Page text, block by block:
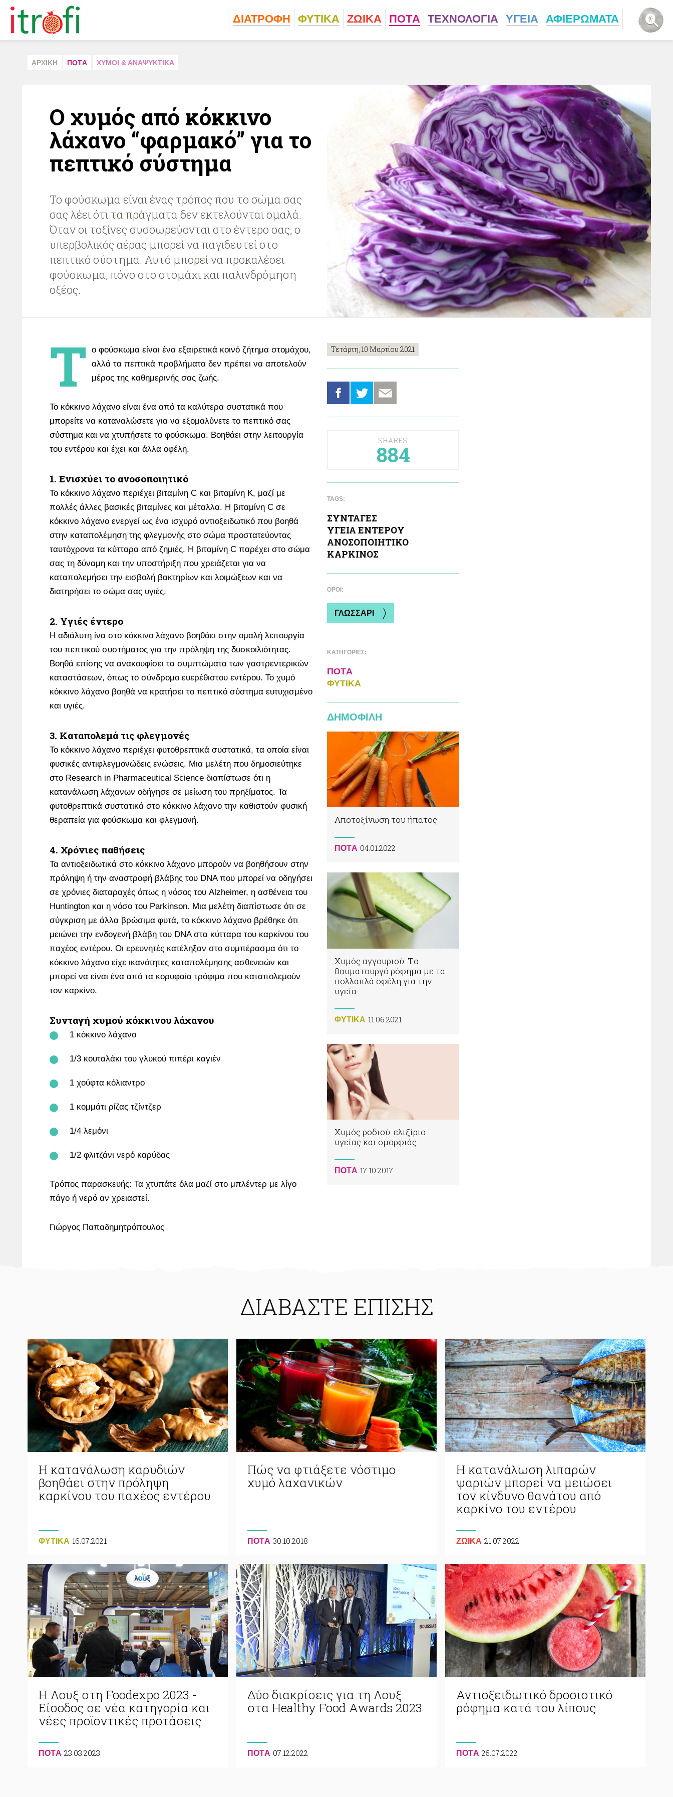
ΔΙΑΤΡΟΦΗ ΦΥΤΙΚA ΖΩΙΚA ΠΟΤA ΤΕΧΝΟΛΟΓΙΑ ΥΓΕΙΑ ΑΦΙΕΡΩΜΑΤΑ
ΑΡΧΙΚΗ ΠΟΤA ΧΥΜΟΙ & ΑΝΑΨΥΚΤΙΚA
Ο χυμός από κόκκινο
λάχανο “φαρμακό” για το
πεπτικό σύστημα
Το φούσκωμα είναι ένας τρόπος που το σώμα σας
σας λέει ότι τα πράγματα δεν εκτελούνται ομαλά.
Όταν οι τοξίνες συσσωρεύονται στο έντερο σας, ο
υπερβολικός αέρας μπορεί να παγιδευτεί στο
πεπτικό σύστημα. Αυτό μπορεί να προκαλέσει
φούσκωμα, πόνο στο στομάχι και παλινδρόμηση
οξέος.
Τετάρτη, 10 Μαρτίου 2021
SHARES:
884
Τ
ο φούσκωμα είναι ένα εξαιρετικά κοινό ζήτημα στομάχου,
αλλά τα πεπτικά προβλήματα δεν πρέπει να αποτελούν
μέρος της καθημερινής σας ζωής.
Το κόκκινο λάχανο είναι ένα από τα καλύτερα συστατικά που
μπορείτε να καταναλώσετε για να εξομαλύνετε το πεπτικό σας
σύστημα και να χτυπήσετε το φούσκωμα. Βοηθάει στην λειτουργία
του εντέρου και έχει και άλλα οφέλη.
1. Ενισχύει το ανοσοποιητικό
Το κόκκινο λάχανο περιέχει βιταμίνη C και βιταμίνη Κ, μαζί με
πολλές άλλες βασικές βιταμίνες και μέταλλα. Η βιταμίνη C σε
κόκκινο λάχανο ενεργεί ως ένα ισχυρό αντιοξειδωτικό που βοηθά
στην καταπολέμηση της φλεγμονής στο σώμα προστατεύοντας
ταυτόχρονα τα κύτταρα από ζημιές. Η βιταμίνη C παρέχει στο σώμα
σας τη δύναμη και την υποστήριξη που χρειάζεται για να
καταπολεμήσει την εισβολή βακτηρίων και λοιμώξεων και να
διατηρήσει το σώμα σας υγιές.
2. Υγιές έντερο
Η αδιάλυτη ίνα στο κόκκινο λάχανο βοηθάει στην ομαλή λειτουργία
του πεπτικού συστήματος για την πρόληψη της δυσκοιλιότητας.
Βοηθά επίσης να ανακουφίσει τα συμπτώματα των γαστρεντερικών
καταστάσεων, όπως το σύνδρομο ευερέθιστου εντέρου. Το χυμό
κόκκινο λάχανο βοηθά να κρατήσει το πεπτικό σύστημα ευτυχισμένο
και υγιές.
3. Καταπολεμά τις φλεγμονές
Το κόκκινο λάχανο περιέχει φυτοθρεπτικά συστατικά, τα οποία είναι
φυσικές αντιφλεγμονώδεις ενώσεις. Μια μελέτη που δημοσιεύτηκε
στο Research in Pharmaceutical Science διαπίστωσε ότι η
κατανάλωση λάχανων οδήγησε σε μείωση του πρηξίματος. Τα
φυτοθρεπτικά συστατικά στο κόκκινο λάχανο την καθιστούν φυσική
θεραπεία για φούσκωμα και φλεγμονή.
4. Χρόνιες παθήσεις
Τα αντιοξειδωτικά στο κόκκινο λάχανο μπορούν να βοηθήσουν στην
πρόληψη ή την αναστροφή βλάβης του DNA που μπορεί να οδηγήσει
σε χρόνιες διαταραχές όπως η νόσος του Alzheimer, η ασθένεια του
Huntington και η νόσο του Parkinson. Μια μελέτη διαπίστωσε ότι σε
σύγκριση με άλλα βρώσιμα φυτά, το κόκκινο λάχανο βρέθηκε ότι
μειώνει την ενδογενή βλάβη του DNA στα κύτταρα του καρκίνου του
παχέος εντέρου. Οι ερευνητές κατέληξαν στο συμπέρασμα ότι το
κόκκινο λάχανο είχε ικανότητες καταπολέμησης ασθενειών και
μπορεί να είναι ένα από τα κορυφαία τρόφιμα που καταπολεμούν
τον καρκίνο.
Συνταγή χυμού κόκκινου λάχανου
1 κόκκινο λάχανο
1/3 κουταλάκι του γλυκού πιπέρι καγιέν
1 χούφτα κόλιαντρο
1 κομμάτι ρίζας τζίντζερ
1/4 λεμόνι
1/2 φλιτζάνι νερό καρύδας
Τρόπος παρασκευής: Τα χτυπάτε όλα μαζί στο μπλέντερ με λίγο
πάγο ή νερό αν χρειαστεί.
Γιώργος Παπαδημητρόπουλος
TAGS:
ΣΥΝΤΑΓΕΣ
ΥΓΕΙΑ ΕΝΤΕΡΟΥ
ΑΝΟΣΟΠΟΙΗΤΙΚΟ
ΚΑΡΚΙΝΟΣ
ΌΡΟΙ:
ΓΛΩΣΣΑΡΙ
ΚΑΤΗΓΟΡΙΕΣ:
ΠΟΤA
ΦΥΤΙΚA
ΔΗΜΟΦΙΛΗ
Αποτοξίνωση του ήπατος
ΠΟΤA 04.01.2022
Χυμός αγγουριού: Tο
θαυματουργό ρόφημα με τα
πολλαπλά οφέλη για την
υγεία
ΦΥΤΙΚA 11.06.2021
Χυμός ροδιού: ελιξίριο
υγείας και ομορφιάς
ΠΟΤA 17.10.2017
ΔΙΑΒΑΣΤΕ ΕΠΙΣΗΣ
Η κατανάλωση καρυδιών
βοηθάει στην πρόληψη
καρκίνου του παχέος εντέρου
ΦΥΤΙΚA 16.07.2021
Πώς να φτιάξετε νόστιμο
χυμό λαχανικών
ΠΟΤA 30.10.2018
Η κατανάλωση λιπαρών
ψαριών μπορεί να μειώσει
τον κίνδυνο θανάτου από
καρκίνο του εντέρου
ΖΩΙΚA 21.07.2022
H Λουξ στη Foodexpo 2023 -
Είσοδος σε νέα κατηγορία και
νέες προϊοντικές προτάσεις
ΠΟΤA 23.03.2023
Δύο διακρίσεις για τη Λουξ
στα Healthy Food Awards 2023
ΠΟΤA 07.12.2022
Αντιοξειδωτικό δροσιστικό
ρόφημα κατά του λίπους
ΠΟΤA 25.07.2022